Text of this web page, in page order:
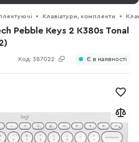
Клавіатури, комплекти
Pebble Keys 2 K380s Tonal
Код: 387022 Є в наявності